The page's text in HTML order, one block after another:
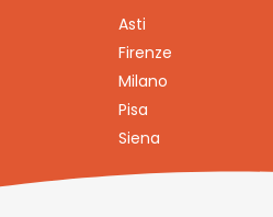
Asti
Firenze
Milano
Pisa
Siena